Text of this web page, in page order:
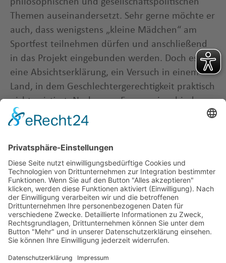
Themen auseinandersetzt. Sehr gerne möchte er
auch, dass wenigstens „kleine Mädchen“ am
Sportfest teilnehmen dürfen und anschließend
in das Projekt eingebunden werden. Doch es ist
eine Absichtserklärung, ein Versuch in einem
Land, in dem Geschlechtergerechtigkeit praktisch
nicht existiert. Nashwan: „Frauen einzubinden,
das ist im Jemen sehr schwer.“
Schon bald, wenn er und sein Team von ihrer
nicht ganz ungefährlichen Reise hoffentlich
unbeschadet zurückgekehrt sein werden,
werden wir mehr wissen und auf der Homepage
über den Stand der Dinge berichten.